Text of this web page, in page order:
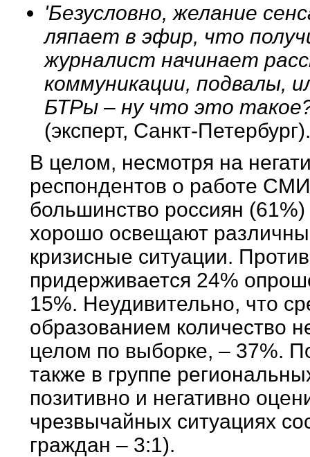
'Безусловно, желание
ляпает в эфир, что
журналист начинает
коммуникации, подвалы,
БТРы – ну что это
(эксперт, Санкт-
В целом, несмотря на
респондентов о работе
большинство россиян
хорошо освещают
кризисные ситуации.
придерживается 24%
15%. Неудивительно, что
образованием количество
целом по выборке, – 37%.
также в группе
позитивно и негативно
чрезвычайных ситуациях
граждан – 3:1).